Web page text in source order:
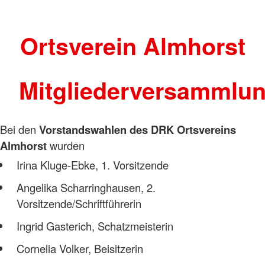
Ortsverein Almhorst
Bei den Vorstandswahlen des DRK Ortsvereins
Almhorstwurden
Irina Kluge-Ebke, 1. Vorsitzende
Angelika Scharringhausen, 2.
Vorsitzende/Schriftführerin
Ingrid Gasterich, Schatzmeisterin
Cornelia Volker, Beisitzerin